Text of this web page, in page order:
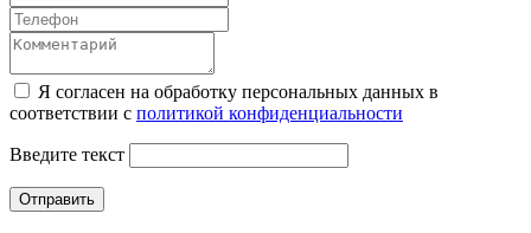
Я согласен на обработку персональных данных в
соответствии с политикой конфиденциальности
Введите текст
Отправить